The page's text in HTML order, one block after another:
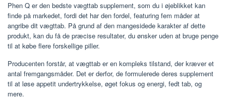
Phen Q er den bedste vægttab supplement, som du i øjeblikket kan
finde på markedet, fordi det har den fordel, featuring fem måder at
angribe dit vægttab. På grund af den mangesidede karakter af dette
produkt, kan du få de præcise resultater, du ønsker uden at bruge penge
til at købe flere forskellige piller.
Producenten forstår, at vægttab er en kompleks tilstand, der kræver et
antal fremgangsmåder. Det er derfor, de formulerede deres supplement
til at løse appetit undertrykkelse, øget fokus og energi, fedt tab, og
mere.